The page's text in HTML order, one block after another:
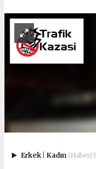
Erkek Kadın (Haberi